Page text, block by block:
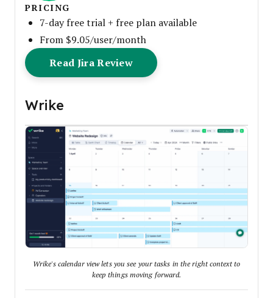
PRICING
7-day free trial + free plan available
From $9.05/user/month
Read Jira ReviewOpens New Window
Wrike
Wrike's calendar view lets you see your tasks in the right context to
keep things moving forward.